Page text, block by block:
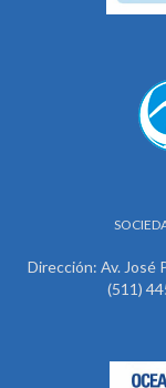
Dirección: Av. José
(511)